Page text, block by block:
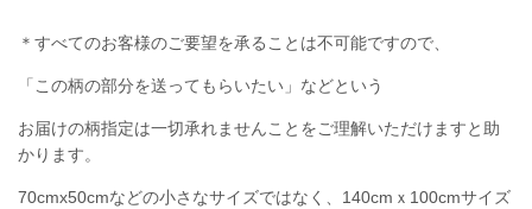
＊すべてのお客様のご要望を承ることは不可能ですので、
「この柄の部分を送ってもらいたい」などという
お届けの柄指定は一切承れませんことをご理解いただけますと助
かります。
70cmx50cmなどの小さなサイズではなく、140cmｘ100cmサイズ